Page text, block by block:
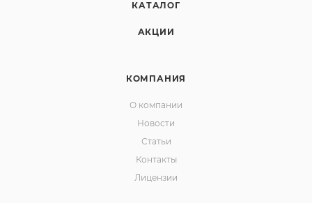
КАТАЛОГ
АКЦИИ
КОМПАНИЯ
О компании
Новости
Статьи
Контакты
Лицензии